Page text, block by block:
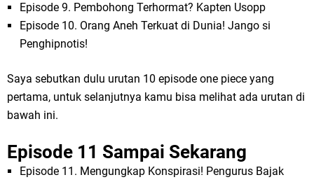
Episode 9. Pembohong Terhormat? Kapten Usopp
Episode 10. Orang Aneh Terkuat di Dunia! Jango si
Penghipnotis!
Saya sebutkan dulu urutan 10 episode one piece yang
pertama, untuk selanjutnya kamu bisa melihat ada urutan di
bawah ini.
Episode 11 Sampai Sekarang
Episode 11. Mengungkap Konspirasi! Pengurus Bajak